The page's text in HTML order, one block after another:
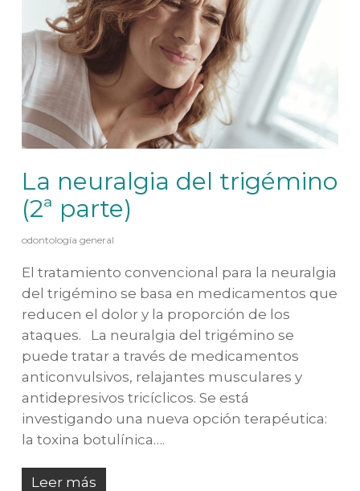
La neuralgia del trigémino
(2ª parte)
odontología general
El tratamiento convencional para la neuralgia
del trigémino se basa en medicamentos que
reducen el dolor y la proporción de los
ataques. La neuralgia del trigémino se
puede tratar a través de medicamentos
anticonvulsivos, relajantes musculares y
antidepresivos tricíclicos. Se está
investigando una nueva opción terapéutica:
la toxina botulínica….
Leer más